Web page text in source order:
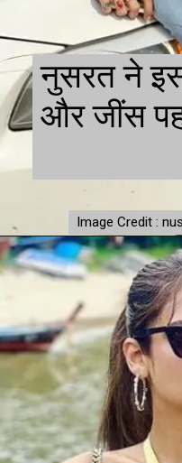
Image Credit :
नुसरत ने
और जींस